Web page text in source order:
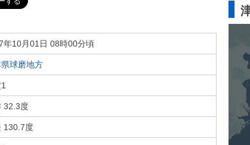
年10月01日 08時00分頃
球磨地方
32.3度
130.7度